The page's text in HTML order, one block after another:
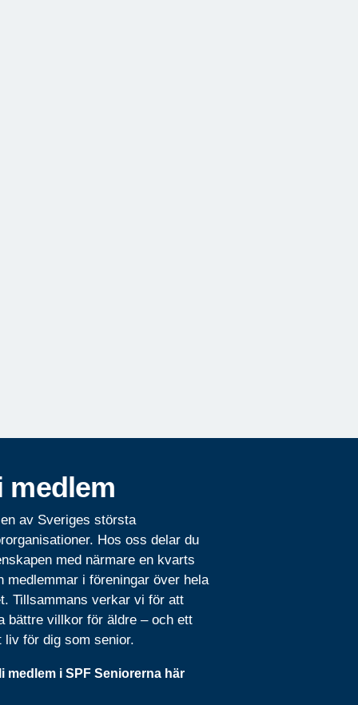
medlem
av Sveriges största
Hos oss delar du
med närmare en kvarts
medlemmar i föreningar över hela
Tillsammans verkar vi för att
bättre villkor för äldre – och ett
liv för dig som senior.
medlem i SPF Seniorerna här